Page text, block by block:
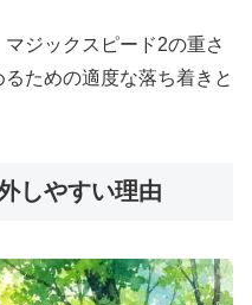
ジックスピード2の重さ
ための適度な落ち着きと
しやすい理由